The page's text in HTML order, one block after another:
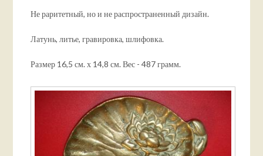
Не раритетный, но и не распространенный дизайн.
Латунь, литье, гравировка, шлифовка.
Размер 16,5 см. х 14,8 см. Вес - 487 грамм.